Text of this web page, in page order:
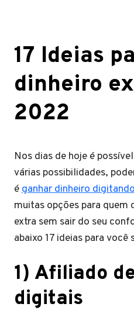
17 Ideias
dinheiro
2022
Nos dias de hoje é
várias possibilidades,
éganhar dinheiro
muitas opções para quem
extra sem sair do seu
abaixo 17 ideias para você
1) Afiliado
digitais